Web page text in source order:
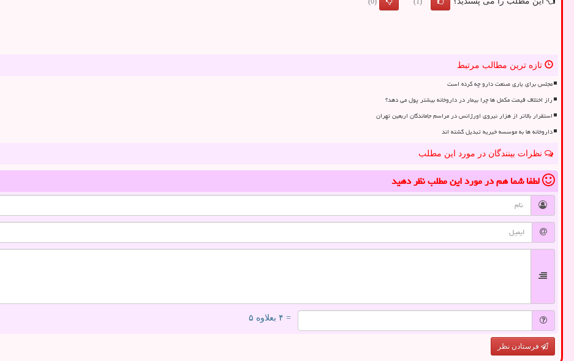
(1)
(0)
تازه ترین مطالب مرتبط
مجلس برای یاری صنعت دارو چه کرده است
راز اختلاف قیمت مکمل ها چرا بیمار در داروخانه بیشتر پول می دهد؟
استقرار بالاتر از هزار نیروی اورژانس در مراسم جاماندگان اربعین تهران
داروخانه ها به موسسه خیریه تبدیل گشته اند
نظرات بینندگان در مورد این مطلب
لطفا شما همدر مورد این مطلبنظر دهید
= ۴ بعلاوه ۵
فرستادن نظر